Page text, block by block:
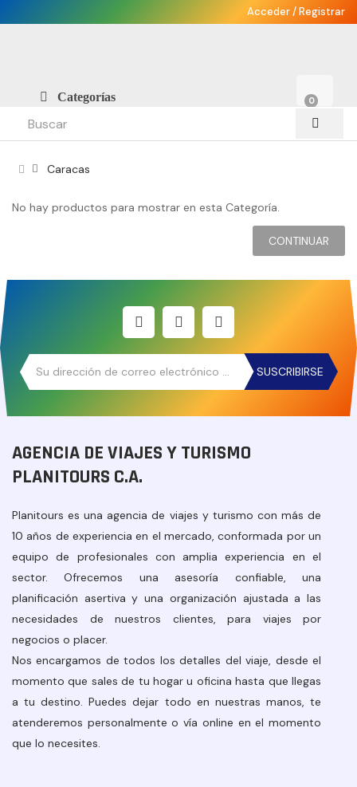
Acceder/Registrar
Categorías 0
Caracas
No hay productos para mostrar en esta Categoría.
CONTINUAR
SUSCRIBIRSE
AGENCIA DE VIAJES Y TURISMO
PLANITOURS C.A.
Planitours es una agencia de viajes y turismo con más de
10 años de experiencia en el mercado, conformada por un
equipo de profesionales con amplia experiencia en el
sector. Ofrecemos una asesoría confiable, una
planificación asertiva y una organización ajustada a las
necesidades de nuestros clientes, para viajes por
negocios o placer.
Nos encargamos de todos los detalles del viaje, desde el
momento que sales de tu hogar u oficina hasta que llegas
a tu destino. Puedes dejar todo en nuestras manos, te
atenderemos personalmente o vía online en el momento
que lo necesites.